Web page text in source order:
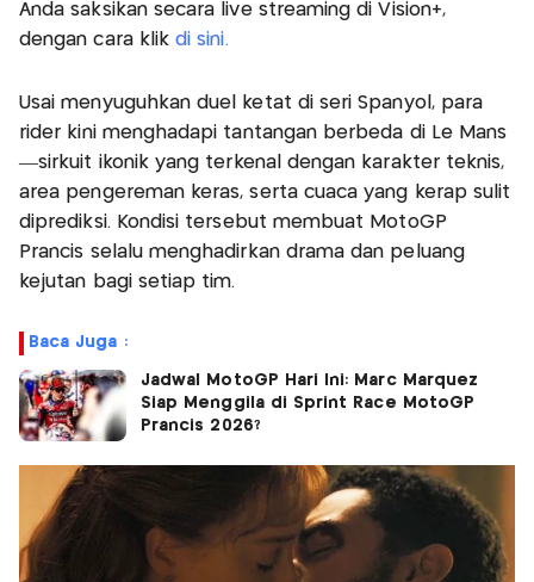
Anda saksikan secara live streaming di Vision+,
dengan cara klik di sini.
Usai menyuguhkan duel ketat di seri Spanyol, para
rider kini menghadapi tantangan berbeda di Le Mans
—sirkuit ikonik yang terkenal dengan karakter teknis,
area pengereman keras, serta cuaca yang kerap sulit
diprediksi. Kondisi tersebut membuat MotoGP
Prancis selalu menghadirkan drama dan peluang
kejutan bagi setiap tim.
Baca Juga :
Jadwal MotoGP Hari Ini: Marc Marquez
Siap Menggila di Sprint Race MotoGP
Prancis 2026?